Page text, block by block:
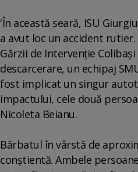
'În această seară, ISU
a avut loc un accident
Gărzii de Intervenţie
descarcerare, un echipaj
fost implicat un singur
impactului, cele două
Nicoleta Beianu.
Bărbatul în vârstă de
conştientă. Ambele